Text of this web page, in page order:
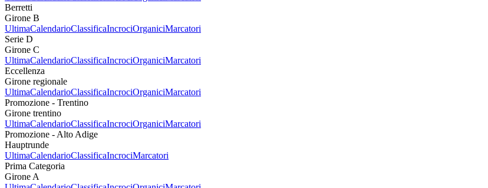
Berretti
Girone B
UltimaCalendarioClassificaIncrociOrganiciMarcatori
Serie D
Girone C
UltimaCalendarioClassificaIncrociOrganiciMarcatori
Eccellenza
Girone regionale
UltimaCalendarioClassificaIncrociOrganiciMarcatori
Promozione - Trentino
Girone trentino
UltimaCalendarioClassificaIncrociOrganiciMarcatori
Promozione - Alto Adige
Hauptrunde
UltimaCalendarioClassificaIncrociMarcatori
Prima Categoria
Girone A